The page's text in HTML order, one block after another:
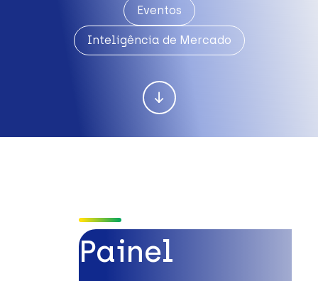
Eventos
Inteligência de Mercado
Painel